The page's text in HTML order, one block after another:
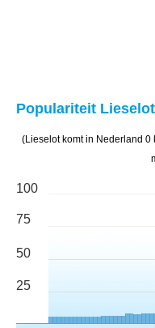
Populariteit
(Lieselot komt in Nederland
100
75
50
25